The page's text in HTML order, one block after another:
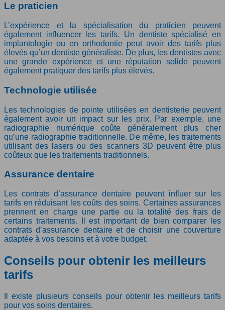
Le praticien
L’expérience et la spécialisation du praticien peuvent
également influencer les tarifs. Un dentiste spécialisé en
implantologie ou en orthodontie peut avoir des tarifs plus
élevés qu’un dentiste généraliste. De plus, les dentistes avec
une grande expérience et une réputation solide peuvent
également pratiquer des tarifs plus élevés.
Technologie utilisée
Les technologies de pointe utilisées en dentisterie peuvent
également avoir un impact sur les prix. Par exemple, une
radiographie numérique coûte généralement plus cher
qu’une radiographie traditionnelle. De même, les traitements
utilisant des lasers ou des scanners 3D peuvent être plus
coûteux que les traitements traditionnels.
Assurance dentaire
Les contrats d’assurance dentaire peuvent influer sur les
tarifs en réduisant les coûts des soins. Certaines assurances
prennent en charge une partie ou la totalité des frais de
certains traitements. Il est important de bien comparer les
contrats d’assurance dentaire et de choisir une couverture
adaptée à vos besoins et à votre budget.
Conseils pour obtenir les meilleurs
tarifs
Il existe plusieurs conseils pour obtenir les meilleurs tarifs
pour vos soins dentaires.